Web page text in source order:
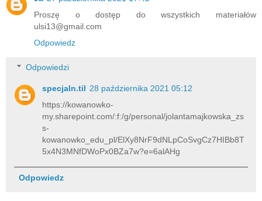
Proszę o dostęp do wszystkich materiałów
ulsi13@gmail.com
Odpowiedz
Odpowiedzi
specjaln.til 28 października 2021 05:12
https://kowanowko-
my.sharepoint.com/:f:/g/personal/jolantamajkowska_zs
s-
kowanowko_edu_pl/ElXy8NrF9dNLpCoSvgCz7HIBb8T
5x4N3MNfDWoPx0BZa7w?e=6alAHg
Odpowiedz